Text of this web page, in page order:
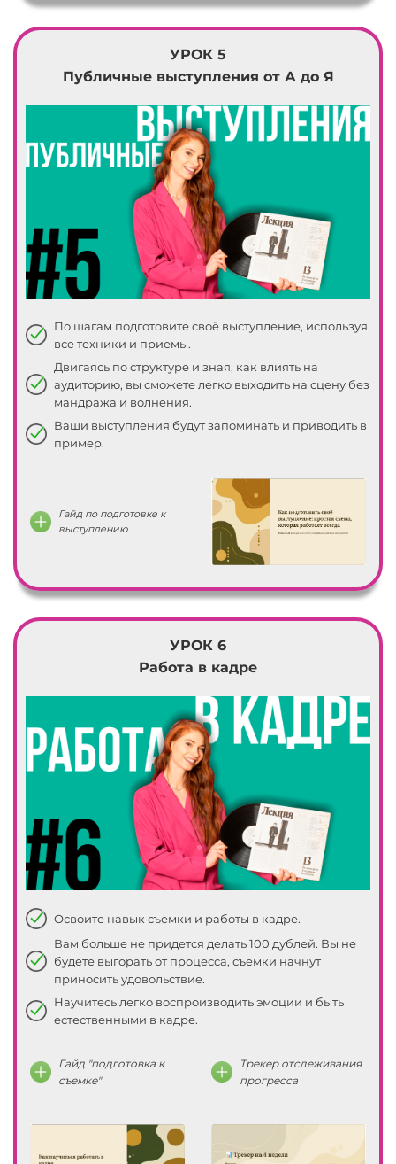
УРОК 5
Публичные выступления от А до Я
По шагам подготовите своё выступление, используя
все техники и приемы.
Двигаясь по структуре и зная, как влиять на
аудиторию, вы сможете легко выходить на сцену без
мандража и волнения.
Ваши выступления будут запоминать и приводить в
пример.
Гайд по подготовке к
выступлению
УРОК 6
Работа в кадре
Освоите навык съемки и работы в кадре.
Вам больше не придется делать 100 дублей. Вы не
будете выгорать от процесса, съемки начнут
приносить удовольствие.
Научитесь легко воспроизводить эмоции и быть
естественными в кадре.
Гайд "подготовка к
съемке"
Трекер отслеживания
прогресса
04
06
07
08
09
10
11
12
13
14
15
17
18
19
20
21
22
23
24
25
26
27
28
29
30
31
32